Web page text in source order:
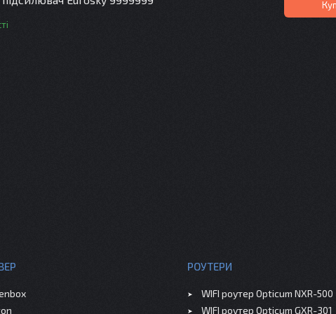
РОУТЕРИ
WIFI роутер Opticum NXR-500
WIFI роутер Opticum GXR-301